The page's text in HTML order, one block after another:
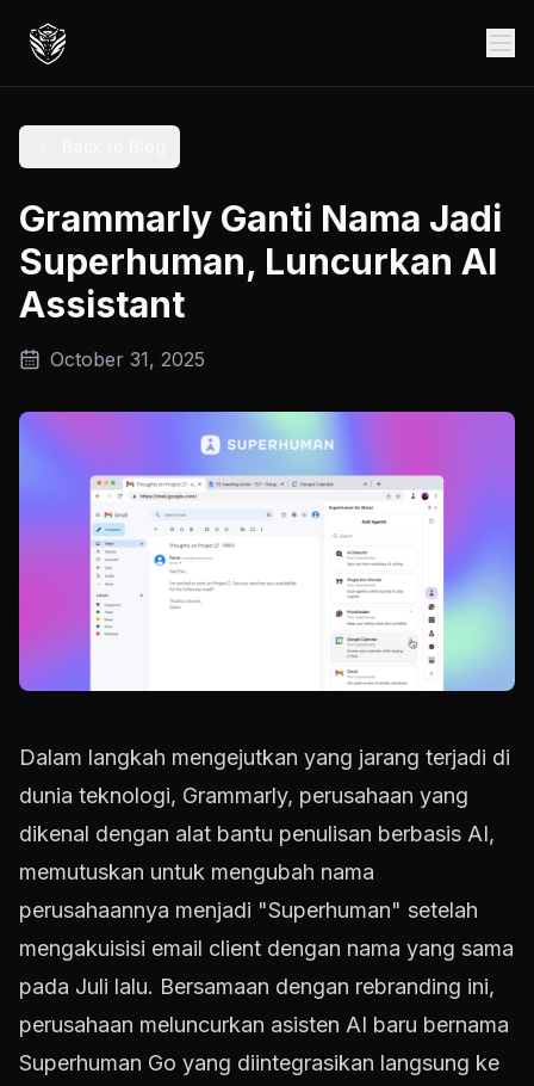
Grammarly Ganti Nama Jadi
Superhuman, Luncurkan AI
Assistant
October 31, 2025
Dalam langkah mengejutkan yang jarang terjadi di
dunia teknologi, Grammarly, perusahaan yang
dikenal dengan alat bantu penulisan berbasis AI,
memutuskan untuk mengubah nama
perusahaannya menjadi "Superhuman" setelah
mengakuisisi email client dengan nama yang sama
pada Juli lalu. Bersamaan dengan rebranding ini,
perusahaan meluncurkan asisten AI baru bernama
Superhuman Go yang diintegrasikan langsung ke